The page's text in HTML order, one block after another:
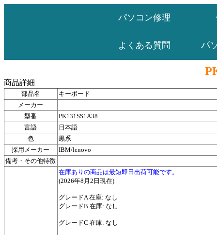
パソコン修理
よくある質問 パ
商品詳細
部品名
キーボード
メーカー
型番
PK131SS1A38
言語
日本語
色
黒系
採用メーカー
IBM/lenovo
備考・その他特徴
在庫ありの商品は最短即日出荷可能です。
(2026年8月2日現在)
グレードA 在庫: なし
グレードB 在庫: なし
グレードC 在庫: なし